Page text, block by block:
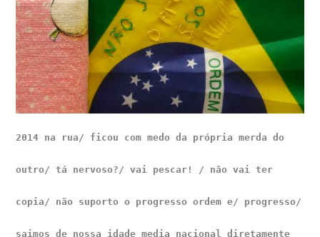
2014 na rua/ ficou com medo da própria merda do
outro/ tá nervoso?/vai pescar! / não vai ter
copia/ não suporto o progresso ordem e/ progresso/
saimos de nossa idade media nacional diretamente